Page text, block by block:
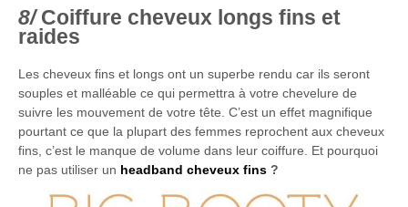
Coiffure cheveux longs fins et
raides
Les cheveux fins et longs ont un superbe rendu car ils seront
souples et malléable ce qui permettra à votre chevelure de
suivre les mouvement de votre tête. C’est un effet magnifique
pourtant ce que la plupart des femmes reprochent aux cheveux
fins, c’est le manque de volume dans leur coiffure. Et pourquoi
ne pas utiliser un headband cheveux fins ?